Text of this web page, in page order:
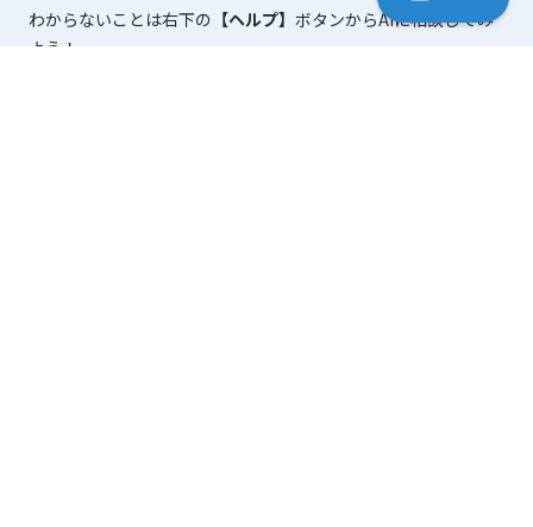
わからないことは右下の 【ヘルプ】 ボタンからAIに相談してみ
よう！